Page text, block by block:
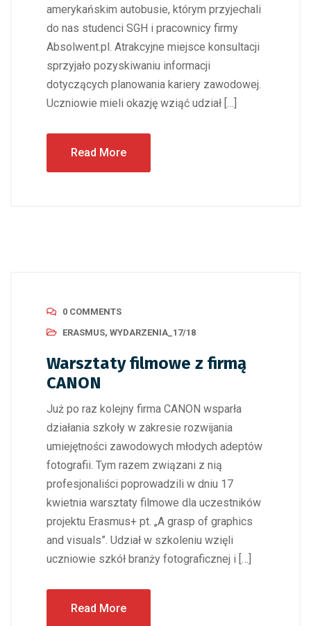
amerykańskim autobusie, którym przyjechali
do nas studenci SGH i pracownicy firmy
Absolwent.pl. Atrakcyjne miejsce konsultacji
sprzyjało pozyskiwaniu informacji
dotyczących planowania kariery zawodowej.
Uczniowie mieli okazję wziąć udział […]
Read More
0 COMMENTS
ERASMUS, WYDARZENIA_17/18
Warsztaty filmowe z firmą
CANON
Już po raz kolejny firma CANON wsparła
działania szkoły w zakresie rozwijania
umiejętności zawodowych młodych adeptów
fotografii. Tym razem związani z nią
profesjonaliści poprowadzili w dniu 17
kwietnia warsztaty filmowe dla uczestników
projektu Erasmus+ pt. „A grasp of graphics
and visuals”. Udział w szkoleniu wzięli
uczniowie szkół branży fotograficznej i […]
Read More